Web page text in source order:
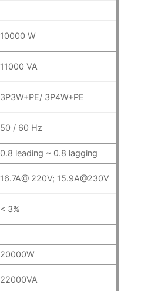
10000 W
11000 VA
3P3W+PE/ 3P4W+PE
50 / 60 Hz
0.8 leading ~ 0.8 lagging
16.7A@ 220V; 15.9A@230V
< 3%
20000W
22000VA